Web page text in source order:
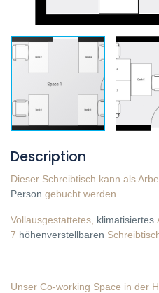
Description
Dieser Schreibtisch kann als
Person gebucht werden.
Vollausgestattetes, klimatisiertes
7 höhenverstellbaren
Unser Co-working Space in der